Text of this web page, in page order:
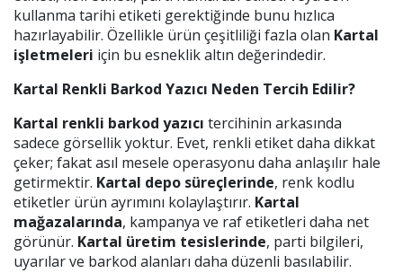
kullanma tarihi etiketi gerektiğinde bunu hızlıca
hazırlayabilir. Özellikle ürün çeşitliliği fazla olan Kartal
işletmeleri için bu esneklik altın değerindedir.
Kartal Renkli Barkod Yazıcı Neden Tercih Edilir?
Kartal renkli barkod yazıcı tercihinin arkasında
sadece görsellik yoktur. Evet, renkli etiket daha dikkat
çeker; fakat asıl mesele operasyonu daha anlaşılır hale
getirmektir. Kartal depo süreçlerinde, renk kodlu
etiketler ürün ayrımını kolaylaştırır. Kartal
mağazalarında, kampanya ve raf etiketleri daha net
görünür. Kartal üretim tesislerinde, parti bilgileri,
uyarılar ve barkod alanları daha düzenli basılabilir.